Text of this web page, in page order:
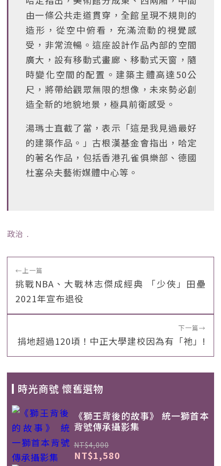
由一條公共走道貫穿，全館呈現不規則的
造形，從空中俯看，充滿流動的視覺感
受，非常流暢。這座設計作品內部的空間
廣大，設有移動式畫廊、移動式天窗，隨
時變化空間的配置。建築主體高達50公
尺，將帶給觀眾無限的想像，未來勢必創
造全新的地貌地景，極具前衛感受。
湯瑪士直截了當，表示「這是我見過最好
的建築作品。」古根漢基金會指出，哈定
的著名作品，包括香港孔雀俱樂部、德國
杜塞朵夫藝術媒體中心等。
政治 ﹒
←上一篇
挑戰NBA、大戰林志傑成經典 「少俠」田壘
2021年宣布退役
下一篇→
捐地超過120頃！中正大學建校因為有「祂」!
時光商號 懷舊選物
《獅王背後的故事》 統一獅首本
背號傳承攝影集
NT$4,000
NT$1,580